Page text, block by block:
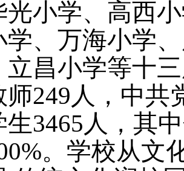
光小学、高西
学、万海小学
立昌小学等十
249人，中共
生3465人，其
。学校从文